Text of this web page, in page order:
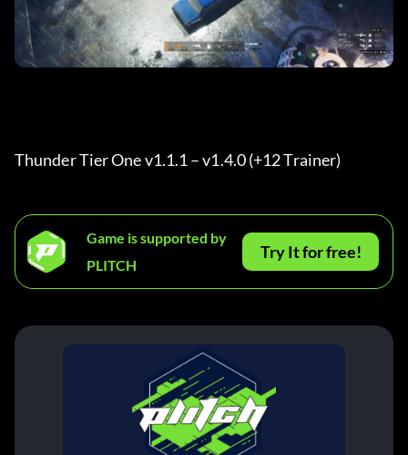
Thunder Tier One v1.1.1 – v1.4.0 (+12 Trainer)
Game is supported by
PLITCH
Try It for free!